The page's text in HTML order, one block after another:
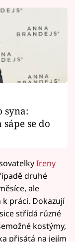
syna:
se do
Ireny
druhé
ale
práci. Dokazují
střídá různé
kostýmy,
přisátá na jejím